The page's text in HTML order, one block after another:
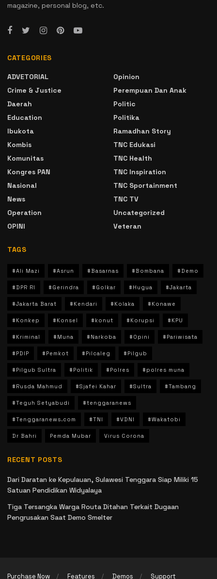
magazine, personal blog, etc.
CATEGORIES
ADVETORIAL
Crime & Justice
Daerah
Education
Ibukota
Kombis
Komunitas
Kongres PAN
Nasional
News
Operation
OPINI
Opinion
Perempuan Dan Anak
Politic
Politika
Ramadhan Story
TNC Edukasi
TNC Health
TNC Inspiration
TNC Sportainment
TNC TV
Uncategorized
Veteran
TAGS
#Ali Mazi #Asrun #Basarnas #Bombana #Demo
#DPR RI #Gerindra #Golkar #Hugua #Jakarta
#Jakarta Barat #Kendari #Kolaka #Konawe
#Konkep #Konsel #konut #Korupsi #KPU
#Kriminal #Muna #Narkoba #Opini #Pariwisata
#PDIP #Pemkot #Pilcaleg #Pilgub
#Pilgub Sultra #Politik #Polres #polres muna
#Rusda Mahmud #Sjafei Kahar #Sultra #Tambang
#Teguh Setyabudi #tenggaranews
#Tenggaranews.com #TNI #VDNI #Wakatobi
Dr Bahri Pemda Mubar Virus Corona
RECENT POSTS
Dari Daratan ke Kepulauan, Sulawesi Tenggara Siap Miliki 15
Satuan Pendidikan Widyalaya
Tiga Tersangka Warga Routa Ditahan Terkait Dugaan
Pengrusakan Saat Demo Smelter
Purchase Now Features Demos Support